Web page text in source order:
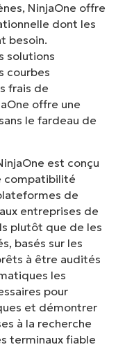
NinjaOne offre
dont les
besoin.
solutions
courbes
frais de
offre une
le fardeau de
est conçu
compatibilité
de
entreprises de
plutôt que de les
basés sur les
à être audités
les
pour
et démontrer
à la recherche
terminaux fiable